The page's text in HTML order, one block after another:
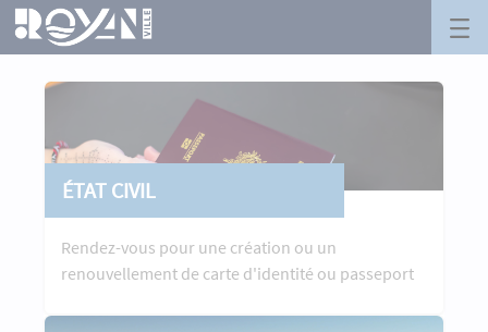
Panneau de gestion des cookies
Saut au contenu principal
Ville de Royan - Royan
ÉTAT CIVIL
Rendez-vous pour une création ou un
renouvellement de carte d'identité ou passeport